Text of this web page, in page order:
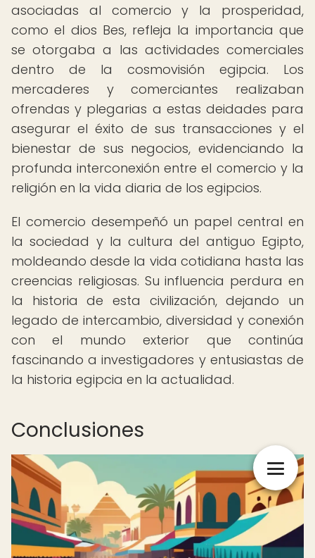
asociadas al comercio y la prosperidad,
como el dios Bes, refleja la importancia que
se otorgaba a las actividades comerciales
dentro de la cosmovisión egipcia. Los
mercaderes y comerciantes realizaban
ofrendas y plegarias a estas deidades para
asegurar el éxito de sus transacciones y el
bienestar de sus negocios, evidenciando la
profunda interconexión entre el comercio y la
religión en la vida diaria de los egipcios.
El comercio desempeñó un papel central en
la sociedad y la cultura del antiguo Egipto,
moldeando desde la vida cotidiana hasta las
creencias religiosas. Su influencia perdura en
la historia de esta civilización, dejando un
legado de intercambio, diversidad y conexión
con el mundo exterior que continúa
fascinando a investigadores y entusiastas de
la historia egipcia en la actualidad.
Conclusiones